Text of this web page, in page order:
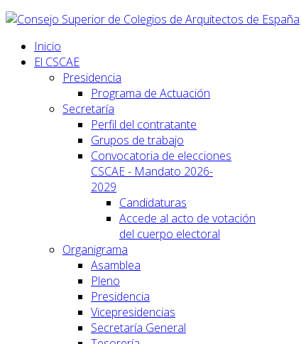
Inicio
El CSCAE
Presidencia
Programa de Actuación
Secretaría
Perfil del contratante
Grupos de trabajo
Convocatoria de elecciones
CSCAE - Mandato 2026-
2029
Candidaturas
Accede al acto de votación
del cuerpo electoral
Organigrama
Asamblea
Pleno
Presidencia
Vicepresidencias
Secretaría General